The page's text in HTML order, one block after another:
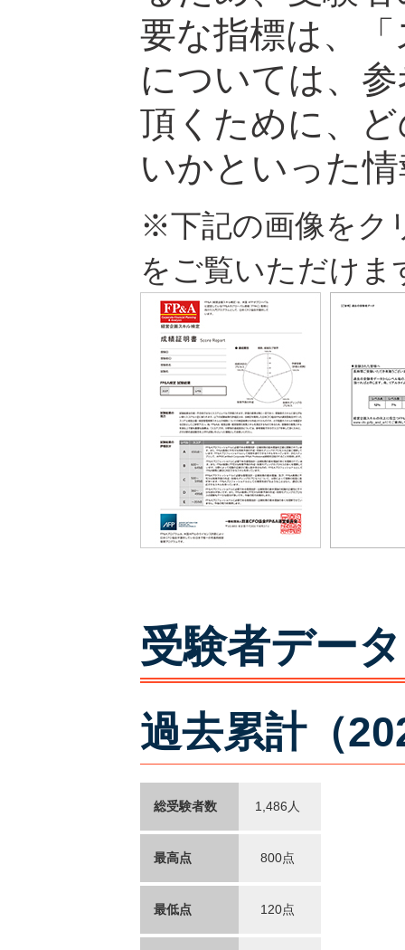
要な指標は、
については、
頂くために、
いかといった
※下記の画像をク
をご覧いただけま
受験者データ
過去累計（
総受験者数 1,486人
最高点 800点
最低点 120点